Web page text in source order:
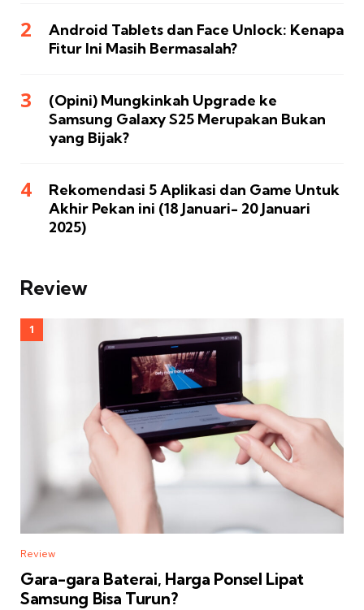
Android Tablets dan Face Unlock: Kenapa
Fitur Ini Masih Bermasalah?
(Opini) Mungkinkah Upgrade ke
Samsung Galaxy S25 Merupakan Bukan
yang Bijak?
Rekomendasi 5 Aplikasi dan Game Untuk
Akhir Pekan ini (18 Januari- 20 Januari
2025)
Review
Review
Gara-gara Baterai, Harga Ponsel Lipat
Samsung Bisa Turun?